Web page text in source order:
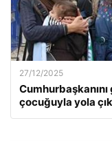
27/12/2025
çocuğuyla yola